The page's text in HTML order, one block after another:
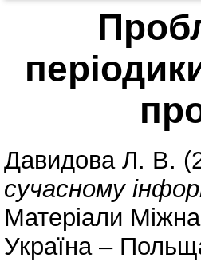
Давидова Л. В.
сучасному
Матеріали
Україна –